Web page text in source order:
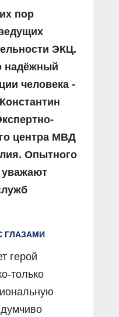
пор
ЭКЦ.
надёжный
человека -
центра МВД
Опытного
уважают
ГЛАЗАМИ
герой
только